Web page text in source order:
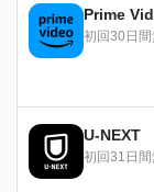
Prime
初回30日
U-NEXT
初回31日